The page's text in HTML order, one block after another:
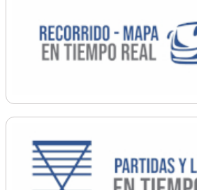
Ordenamiento
Promoción Social
Salud
Secretaría General